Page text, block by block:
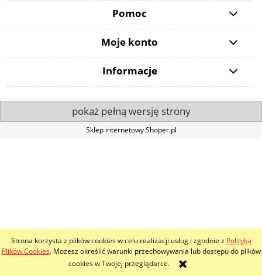
Strona korzysta z plików cookies w celu realizacji usług i zgodnie z Polityką
Plików Cookies. Możesz określić warunki przechowywania lub dostępu do plików
cookies w Twojej przeglądarce.
Pomoc
Moje konto
Informacje
pokaż pełną wersję strony
Sklep internetowy Shoper.pl